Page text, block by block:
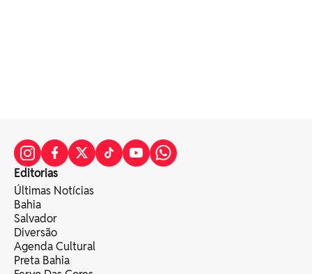
Editorias
Últimas Notícias
Bahia
Salvador
Diversão
Agenda Cultural
Preta Bahia